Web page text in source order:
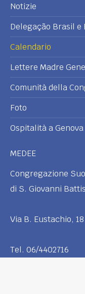
Notizie
Delegação Brasil e
Calendario
Lettere Madre
Comunità della
Foto
Ospitalità a Genova
MEDEE
Congregazione
di S. Giovanni
Via B. Eustachio,
Tel. 06/4402716